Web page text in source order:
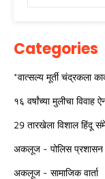
Categories
*वात्सल्य मूर्ती चंद्रकला
१६ वर्षांच्या मुलीचा
29 तारखेला विशाल हिंदू
अकलूज - पोलिस प्रशासन
अकलूज - सामाजिक वार्ता